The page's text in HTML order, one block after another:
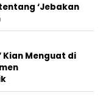
‘Jebakan
Kian Menguat di